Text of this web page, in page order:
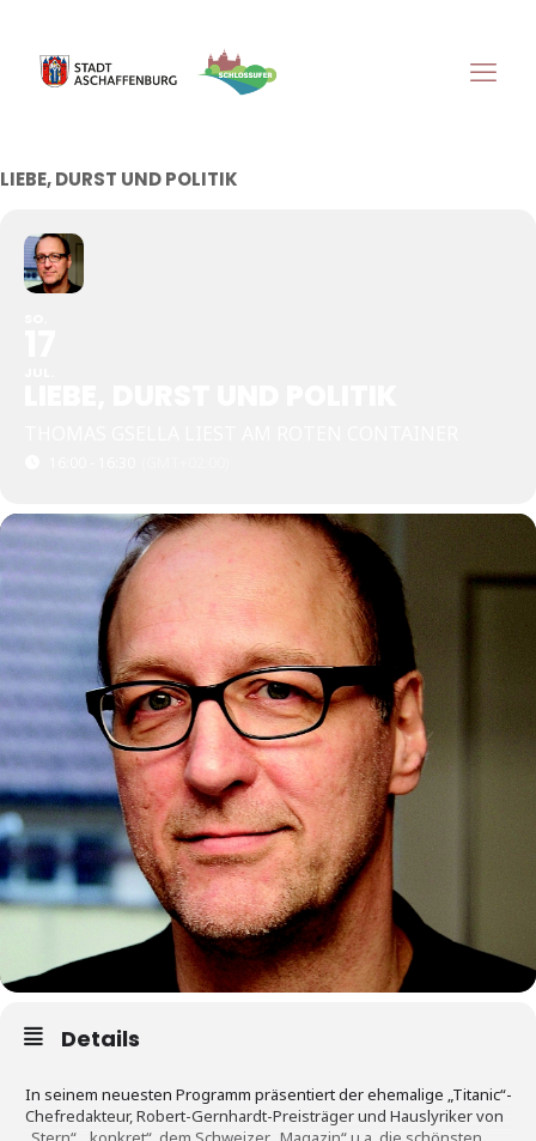
LIEBE, DURST UND POLITIK
Details
In seinem neuesten Programm präsentiert der ehemalige „Titanic“-
Chefredakteur, Robert-Gernhardt-Preisträger und Hauslyriker von